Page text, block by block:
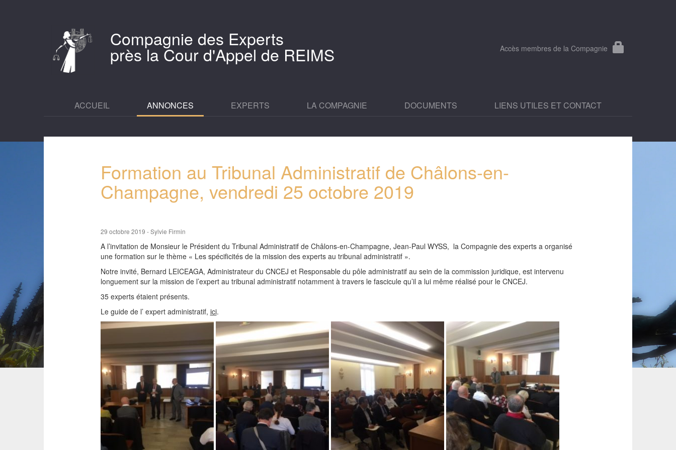
Compagnie des Experts
près la Cour d'Appel de REIMS Accès membres de la Compagnie
ACCUEIL ANNONCES EXPERTS LA COMPAGNIE DOCUMENTS LIENS UTILES ET CONTACT
Formation au Tribunal Administratif de Châlons-en-
Champagne, vendredi 25 octobre 2019
29 octobre 2019 - Sylvie Firmin
A l’invitation de Monsieur le Président du Tribunal Administratif de Châlons-en-Champagne, Jean-Paul WYSS, la Compagnie des experts a organisé
une formation sur le thème « Les spécificités de la mission des experts au tribunal administratif ».
Notre invité, Bernard LEICEAGA, Administrateur du CNCEJ et Responsable du pôle administratif au sein de la commission juridique, est intervenu
longuement sur la mission de l’expert au tribunal administratif notamment à travers le fascicule qu’il a lui même réalisé pour le CNCEJ.
35 experts étaient présents.
Le guide de l’ expert administratif, ici.